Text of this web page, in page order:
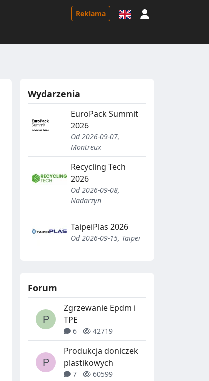
Reklama
Wydarzenia
EuroPack Summit
2026
Od 2026-09-07,
Montreux
Recycling Tech
2026
Od 2026-09-08,
Nadarzyn
TaipeiPlas 2026
Od 2026-09-15, Taipei
Forum
Zgrzewanie Epdm i
TPE
6 42719
Produkcja doniczek
plastikowych
7 60599